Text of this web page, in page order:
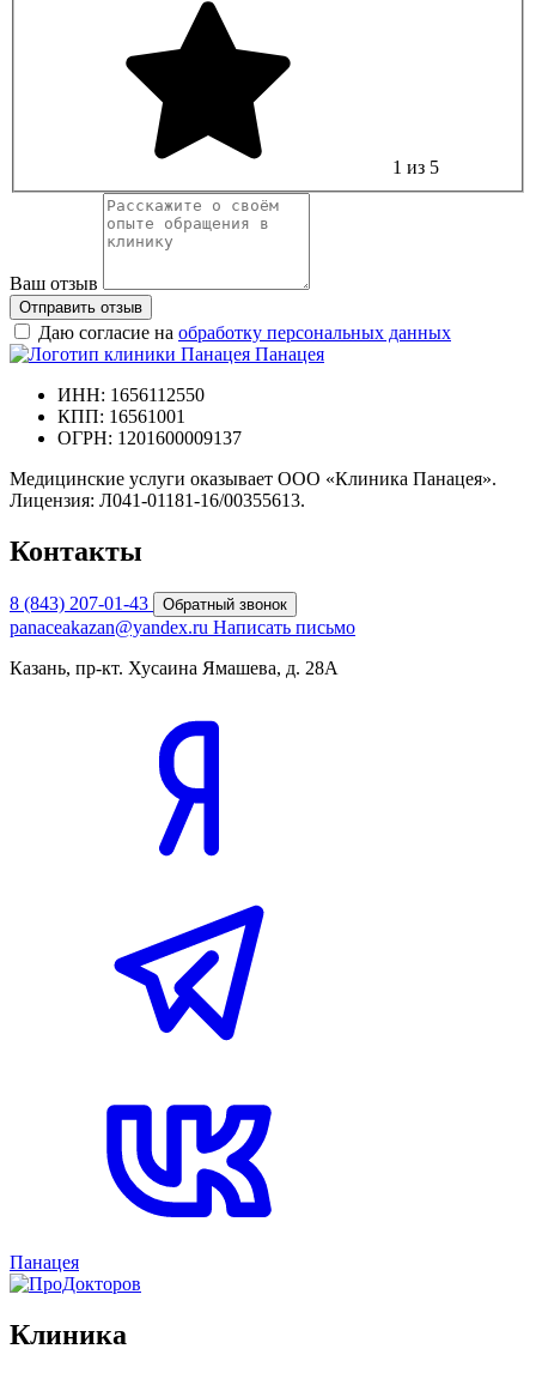
1 из 5
Ваш отзыв
Отправить отзыв
Даю согласие на обработку персональных данных
Панацея
ИНН: 1656112550
КПП: 16561001
ОГРН: 1201600009137
Медицинские услуги оказывает ООО «Клиника Панацея».
Лицензия: Л041-01181-16/00355613.
Контакты
8 (843) 207-01-43 Обратный звонок
panaceakazan@yandex.ru Написать письмо
Казань, пр-кт. Хусаина Ямашева, д. 28А
Панацея
Клиника